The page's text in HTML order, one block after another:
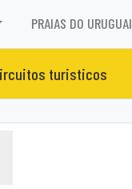
PRAIAS DO URUGUAI
turisticos